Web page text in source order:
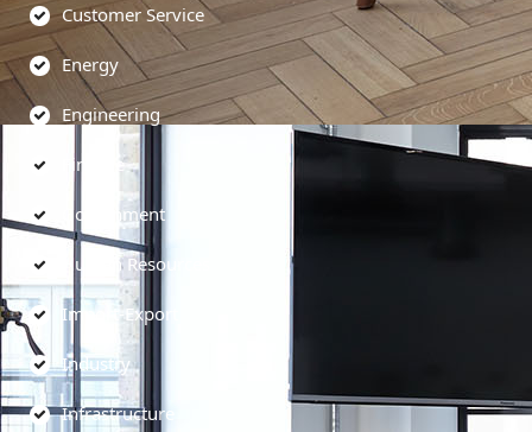
Customer Service
Energy
Engineering
Finance
Government
Human Resources
Import-Export
Industry
Infrastructure